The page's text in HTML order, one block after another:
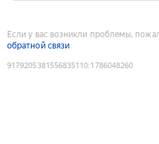
Если у вас возникли проблемы,
обратной связи
9179205381556835110:1786048260